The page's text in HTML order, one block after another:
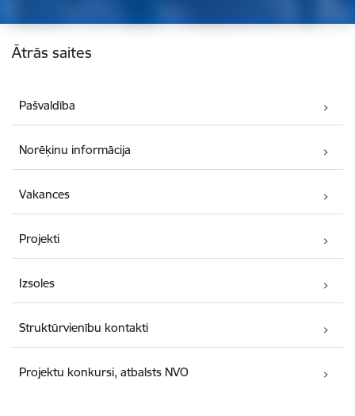
Kājene
Ātrās saites
Pašvaldība
Norēķinu informācija
Vakances
Projekti
Izsoles
Struktūrvienību kontakti
Projektu konkursi, atbalsts NVO